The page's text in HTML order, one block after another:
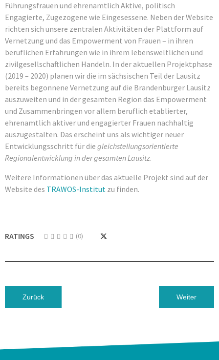
Führungsfrauen und ehrenamtlich Aktive, politisch
Engagierte, Zugezogene wie Eingesessene. Neben der Website
richten sich unsere zentralen Aktivitäten der Plattform auf
Vernetzung und das Empowerment von Frauen – in ihren
beruflichen Erfahrungen wie in ihrem lebensweltlichen und
zivilgesellschaftlichen Handeln. In der aktuellen Projektphase
(2019 – 2020) planen wir die im sächsischen Teil der Lausitz
bereits begonnene Vernetzung auf die Brandenburger Lausitz
auszuweiten und in der gesamten Region das Empowerment
und Zusammenbringen vor allem beruflich etablierter,
ehrenamtlich aktiver und engagierter Frauen nachhaltig
auszugestalten. Das erscheint uns als wichtiger neuer
Entwicklungsschritt für die gleichstellungsorientierte
Regionalentwicklung in der gesamten Lausitz.
Weitere Informationen über das aktuelle Projekt sind auf der
Website des TRAWOS-Institut zu finden.
RATINGS (0)
Vorheriger Beitrag: AUFTAKTTREFFEN F WIE KRAFT –
Zurück Nächster
Weiter